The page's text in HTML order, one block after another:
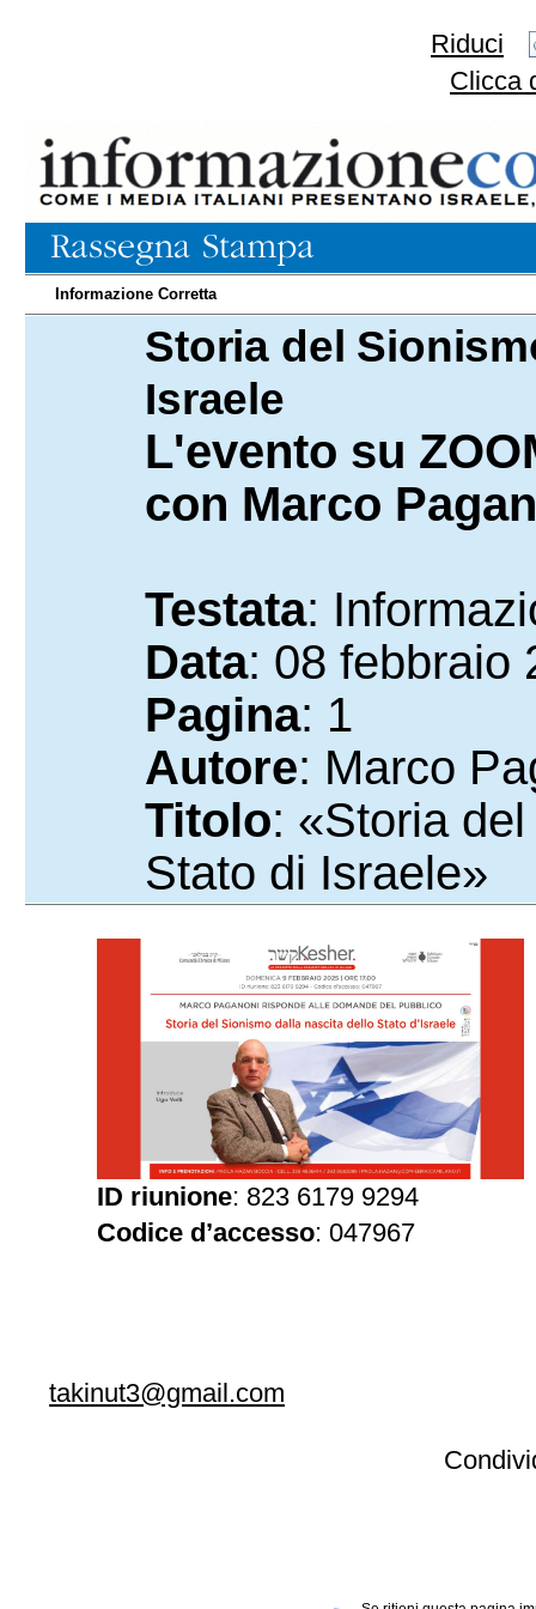
Riduci
Clicca
Informazione Corretta
Storia del
Israele
L'evento su
con Marco
Testata:
Data: 08 febbraio
Pagina: 1
Autore: Marco
Titolo: «Storia
Stato di Israele»
ID riunione: 823 6179 9294
Codice d’accesso: 047967
takinut3@gmail.com